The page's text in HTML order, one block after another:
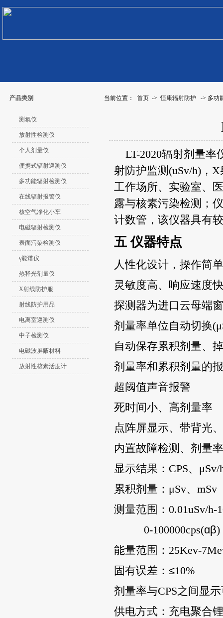
产品类别 当前位置： 首页 -> 恒康辐射防护 -> 多功
测氡仪
放射性检测仪
个人剂量仪
便携式辐射巡测仪
多功能辐射检测仪
在线辐射报警仪
核空气净化小车
电磁辐射检测仪
表面污染检测仪
γ能谱仪
热释光剂量仪
X射线防护服
射线防护用品
电离室巡测仪
中子检测仪
电磁波屏蔽材料
放射性核素活度计
LT-2020辐射剂量率
射防护监测 (uSv/h) ， X
工作场所、实验室、
露与核素污染检测；
计数管，该仪器具有
五 仪器特点
人性化设计，操作简
灵敏度高、响应速度
探测器为进口云母端窗
剂量率单位自动切换
自动保存累积剂量、
剂量率和累积剂量的
超阈值声音报警
死时间小、高剂量率
点阵屏显示、带背光
内置故障检测、剂量
显示结果： CPS、
累积剂量： μSv、mSv
测量范围： 0.01uSv/h-
0-100000cps(ɑβ)
能量范围： 25Kev-
固有误差： ≤10%
剂量率与CPS之间显
供电方式：充电聚合